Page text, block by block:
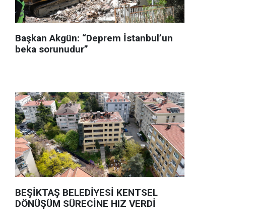
Başkan Akgün: “Deprem İstanbul’un
beka sorunudur”
BEŞİKTAŞ BELEDİYESİ KENTSEL
DÖNÜŞÜM SÜRECİNE HIZ VERDİ